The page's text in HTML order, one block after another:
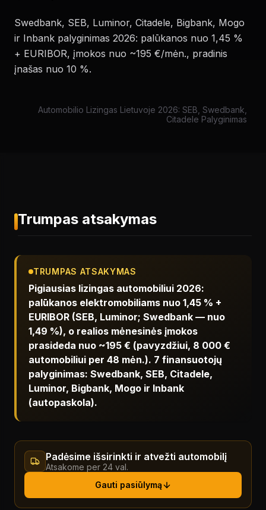
Swedbank, SEB, Luminor, Citadele, Bigbank, Mogo
ir Inbank palyginimas 2026: palūkanos nuo 1,45 %
+ EURIBOR, įmokos nuo ~195 €/mėn., pradinis
įnašas nuo 10 %.
Automobilio Lizingas Lietuvoje 2026: SEB, Swedbank,
Citadele Palyginimas
Trumpas atsakymas
TRUMPAS ATSAKYMAS
Pigiausias lizingas automobiliui 2026:
palūkanos elektromobiliams nuo 1,45 % +
EURIBOR (SEB, Luminor; Swedbank — nuo
1,49 %), o realios mėnesinės įmokos
prasideda nuo ~195 € (pavyzdžiui, 8 000 €
automobiliui per 48 mėn.). 7 finansuotojų
palyginimas: Swedbank, SEB, Citadele,
Luminor, Bigbank, Mogo ir Inbank
(autopaskola).
Padėsime išsirinkti ir atvežti automobilį
Atsakome per 24 val.
Gauti pasiūlymą